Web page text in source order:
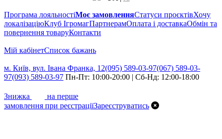
Програма лояльностіМоє замовленняСтатуси проєктівХочу
локалізаціюКлуб ІгромагПартнерамОплата і доставкаОбмін та
повернення товаруКонтакти
Мій кабінетCписок бажань
м. Київ, вул. Івана Франка, 12(095) 589-03-97(067) 589-03-
97(093) 589-03-97 Пн-Пт: 10:00-20:00 | Сб-Нд: 12:00-18:00
Знижка
на перше
замовлення при реєстраціїЗареєструватись